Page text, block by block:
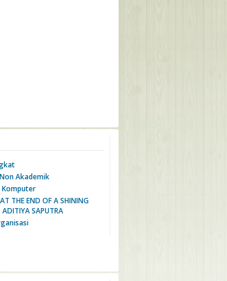
Akademik
Komputer
THE END OF A SHINING
SAPUTRA